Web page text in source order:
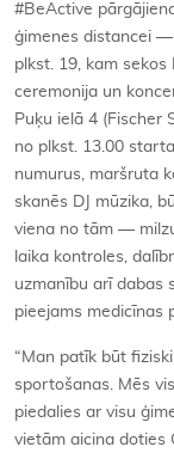
#BeActive
ģimenes distancei —
plkst. 19, kam
ceremonija un
Puķu ielā 4 (Fischer
no plkst. 13.00
numurus, maršruta
skanēs DJ mūzika,
viena no tām —
laika kontroles,
uzmanību arī dabas
pieejams medicīnas
“Man patīk būt
sportošanas. Mēs
piedalies ar visu
vietām aicina doties